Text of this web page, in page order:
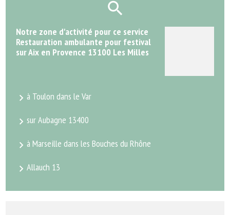
Notre zone d'activité pour ce service
Restauration ambulante pour festival
sur Aix en Provence 13100 Les Milles
à Toulon dans le Var
sur Aubagne 13400
à Marseille dans les Bouches du Rhône
Allauch 13